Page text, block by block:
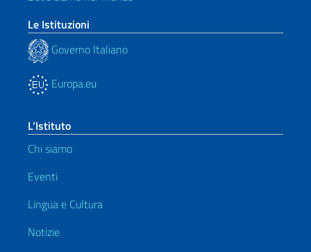
Le Istituzioni
Governo Italiano
Europa.eu
L’Istituto
Chi siamo
Eventi
Lingua e Cultura
Notizie